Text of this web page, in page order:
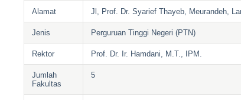
Alamat Jl, Prof. Dr. Syarief Thayeb, Meurandeh,
Jenis Perguruan Tinggi Negeri (PTN)
Rektor Prof. Dr. Ir. Hamdani, M.T., IPM.
Jumlah
Fakultas
5